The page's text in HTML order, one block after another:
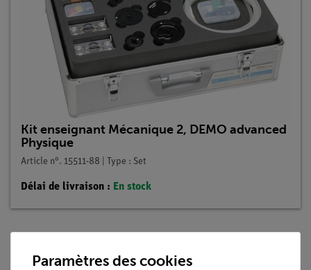
Kit enseignant Mécanique 2, DEMO advanced
Physique
Article n°. 15511-88 | Type : Set
Délai de livraison : En stock
Description
Paramètres des cookies